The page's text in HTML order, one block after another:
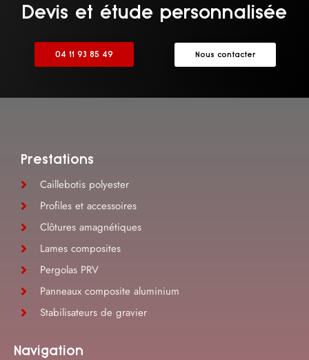
Devis et étude personnalisée
04 11 93 85 49 Nous contacter
Prestations
Caillebotis polyester
Profiles et accessoires
Clôtures amagnétiques
Lames composites
Pergolas PRV
Panneaux composite aluminium
Stabilisateurs de gravier
Navigation